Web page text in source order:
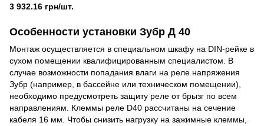
Особенности установки Зубр Д 40
Монтаж осуществляется в специальном шкафу на DIN-рейке в
сухом помещении квалифицированным специалистом. В
случае возможности попадания влаги на реле напряжения
Зубр (например, в бассейне или техническом помещении),
необходимо предусмотреть защиту реле от брызг по всем
направлениям. Клеммы реле D40 рассчитаны на сечение
кабеля 16 мм. Чтобы снизить нагрузку на зажимные клеммы,
3 932.16 грн/шт.